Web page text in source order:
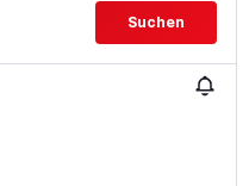
Suchen